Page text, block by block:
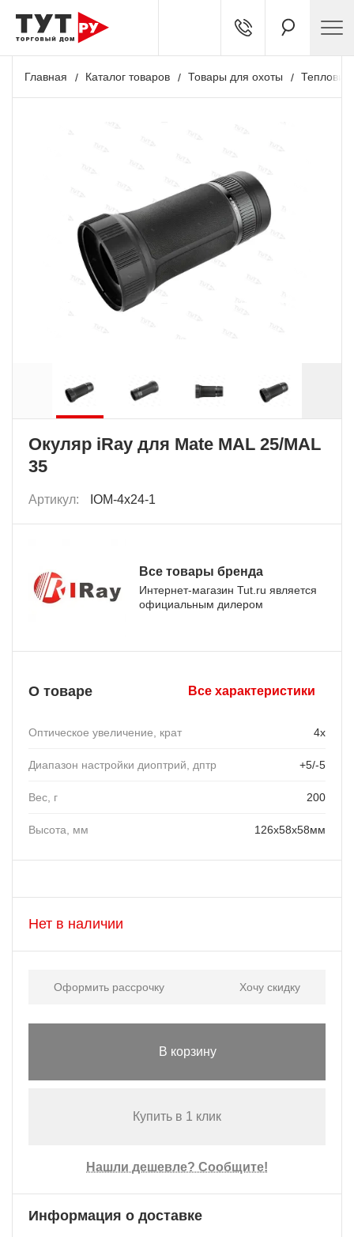
Главная Каталог товаров Товары для охоты
Окуляр iRay для Mate MAL 25/MAL
35
Артикул: IOM-4x24-1
Все товары бренда
Интернет-магазин Tut.ru является
официальным дилером
О товаре Все характеристики
Оптическое увеличение, крат 4x
Диапазон настройки диоптрий, дптр +5/-5
Вес, г 200
Высота, мм 126x58x58мм
Нет в наличии
Оформить рассрочку Хочу скидку
В корзину
Купить в 1 клик
Нашли дешевле? Сообщите!
Информация о доставке